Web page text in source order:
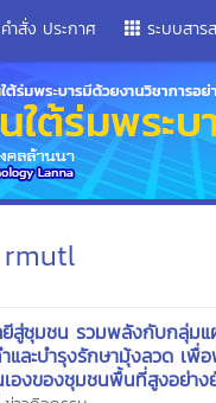
ำสั่ง ประกาศ ระบบสาร
rmutl
ยีสู่ชุมชน รวมพลังกับกลุ่ม
และบำรุงรักษามุ้งลวด เ
เองของชุมชนพื้นที่สูงอย่าง